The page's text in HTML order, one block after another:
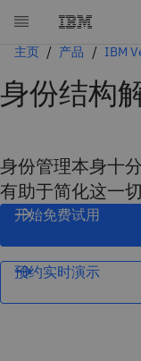
主页 产品 IBM
身份结构
身份管理本身十
有助于简化这一切
开始免费试用
预约实时演示